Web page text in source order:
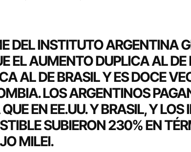
DEL INSTITUTO ARGENTINA
EL AUMENTO DUPLICA AL DE
AL DE BRASIL Y ES DOCE
LOS ARGENTINOS
EN EE.UU. Y BRASIL, Y LOS
SUBIERON 230% EN
MILEI.